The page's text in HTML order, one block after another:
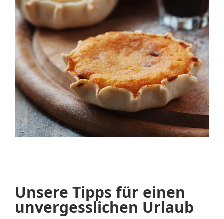
Unsere Tipps für einen
unvergesslichen Urlaub